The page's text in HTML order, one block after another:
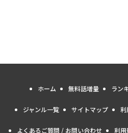
ホーム 無料話増量 ラン
ジャンル一覧 サイトマップ 利
よくあるご質問 / お問い合わせ 利用